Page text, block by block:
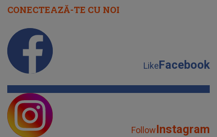
CONECTEAZĂ-TE CU NOI
LikeFacebook
FollowInstagram